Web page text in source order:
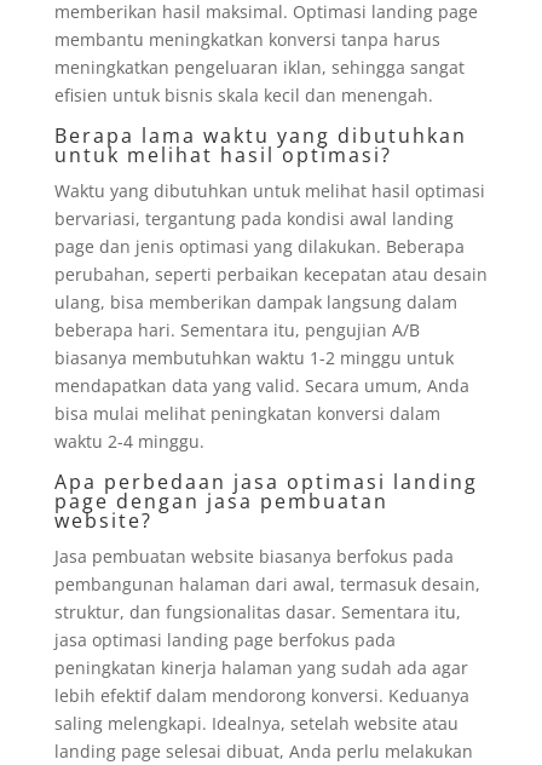
memberikan hasil maksimal. Optimasi landing page
membantu meningkatkan konversi tanpa harus
meningkatkan pengeluaran iklan, sehingga sangat
efisien untuk bisnis skala kecil dan menengah.
Berapa lama waktu yang dibutuhkan
untuk melihat hasil optimasi?
Waktu yang dibutuhkan untuk melihat hasil optimasi
bervariasi, tergantung pada kondisi awal landing
page dan jenis optimasi yang dilakukan. Beberapa
perubahan, seperti perbaikan kecepatan atau desain
ulang, bisa memberikan dampak langsung dalam
beberapa hari. Sementara itu, pengujian A/B
biasanya membutuhkan waktu 1-2 minggu untuk
mendapatkan data yang valid. Secara umum, Anda
bisa mulai melihat peningkatan konversi dalam
waktu 2-4 minggu.
Apa perbedaan jasa optimasi landing
page dengan jasa pembuatan
website?
Jasa pembuatan website biasanya berfokus pada
pembangunan halaman dari awal, termasuk desain,
struktur, dan fungsionalitas dasar. Sementara itu,
jasa optimasi landing page berfokus pada
peningkatan kinerja halaman yang sudah ada agar
lebih efektif dalam mendorong konversi. Keduanya
saling melengkapi. Idealnya, setelah website atau
landing page selesai dibuat, Anda perlu melakukan